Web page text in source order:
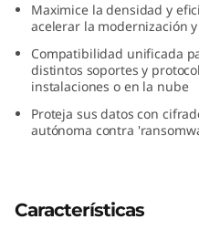
n
Maximice la densidad y
acelerar la modernización
Compatibilidad unificada
distintos soportes y
instalaciones o en la nube
Proteja sus datos con
autónoma contra
Características